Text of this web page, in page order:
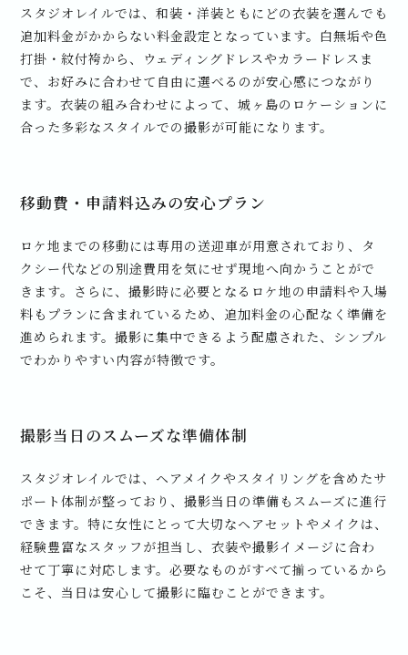
スタジオレイルでは、和装・洋装ともにどの衣装を選んでも
追加料金がかからない料金設定となっています。白無垢や色
打掛・紋付袴から、ウェディングドレスやカラードレスま
で、お好みに合わせて自由に選べるのが安心感につながり
ます。衣装の組み合わせによって、城ヶ島のロケーションに
合った多彩なスタイルでの撮影が可能になります。
移動費・申請料込みの安心プラン
ロケ地までの移動には専用の送迎車が用意されており、タ
クシー代などの別途費用を気にせず現地へ向かうことがで
きます。さらに、撮影時に必要となるロケ地の申請料や入場
料もプランに含まれているため、追加料金の心配なく準備を
進められます。撮影に集中できるよう配慮された、シンプル
でわかりやすい内容が特徴です。
撮影当日のスムーズな準備体制
スタジオレイルでは、ヘアメイクやスタイリングを含めたサ
ポート体制が整っており、撮影当日の準備もスムーズに進行
できます。特に女性にとって大切なヘアセットやメイクは、
経験豊富なスタッフが担当し、衣装や撮影イメージに合わ
せて丁寧に対応します。必要なものがすべて揃っているから
こそ、当日は安心して撮影に臨むことができます。